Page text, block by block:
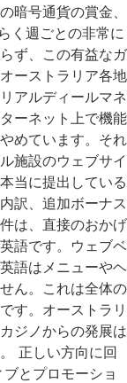
暗号通貨の賞金、
く週ごとの非常に
ず、この有益なガ
ーストラリア各地
アルディールマネ
ーネット上で機能
めています。それ
施設のウェブサイ
当に提出している
訳、追加ボーナス
は、直接のおかげ
語です。ウェブベ
語はメニューやヘ
ん。これは全体の
す。オーストラリ
ジノからの発展は
正しい方向に回
とプロモーショ